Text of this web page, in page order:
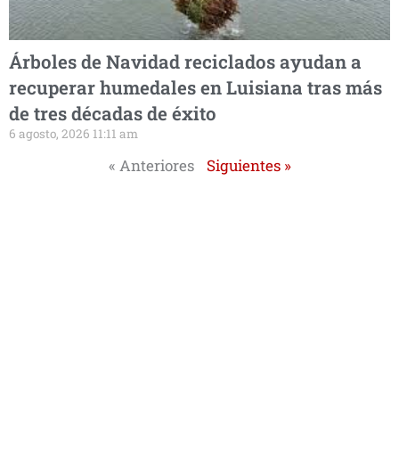
Árboles de Navidad reciclados ayudan a
recuperar humedales en Luisiana tras más
de tres décadas de éxito
6 agosto, 2026 11:11 am
« Anteriores Siguientes »